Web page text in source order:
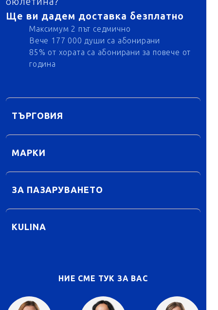
Ще ви дадем доставка безплатно
Максимум 2 път седмично
Вече 177 000 души са абонирани
85% от хората са абонирани за повече от
година
ТЪРГОВИЯ
МАРКИ
ЗА ПАЗАРУВАНЕТО
KULINA
НИЕ СМЕ ТУК ЗА ВАС